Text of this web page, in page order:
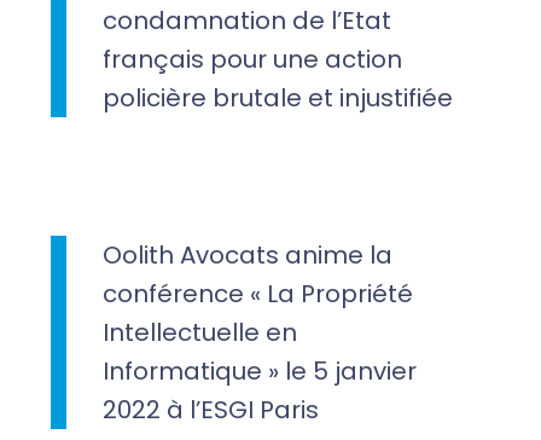
condamnation de l’Etat
français pour une action
policière brutale et injustifiée
Oolith Avocats anime la
conférence « La Propriété
Intellectuelle en
Informatique » le 5 janvier
2022 à l’ESGI Paris